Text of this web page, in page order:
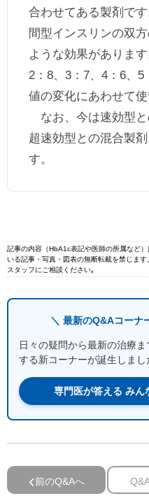
特集・連載 一覧へ
1型ライフ
合わせてある製剤で
間型インスリンの双
ような効果がありま
2：8、3：7、4：6、
値の変化にあわせて使
なお、今は速効型と
超速効型との混合製
す。
記事の内容（HbA1c表記や医師の所属など
いる記事・写真・図表の無断転載を禁じま
スタッフにご相談ください｡
＼ 最新のQ&Aコーナ
日々の疑問から最新の治療
する新コーナーが誕生しまし
専門医が答える みん
前のQ&Aへ